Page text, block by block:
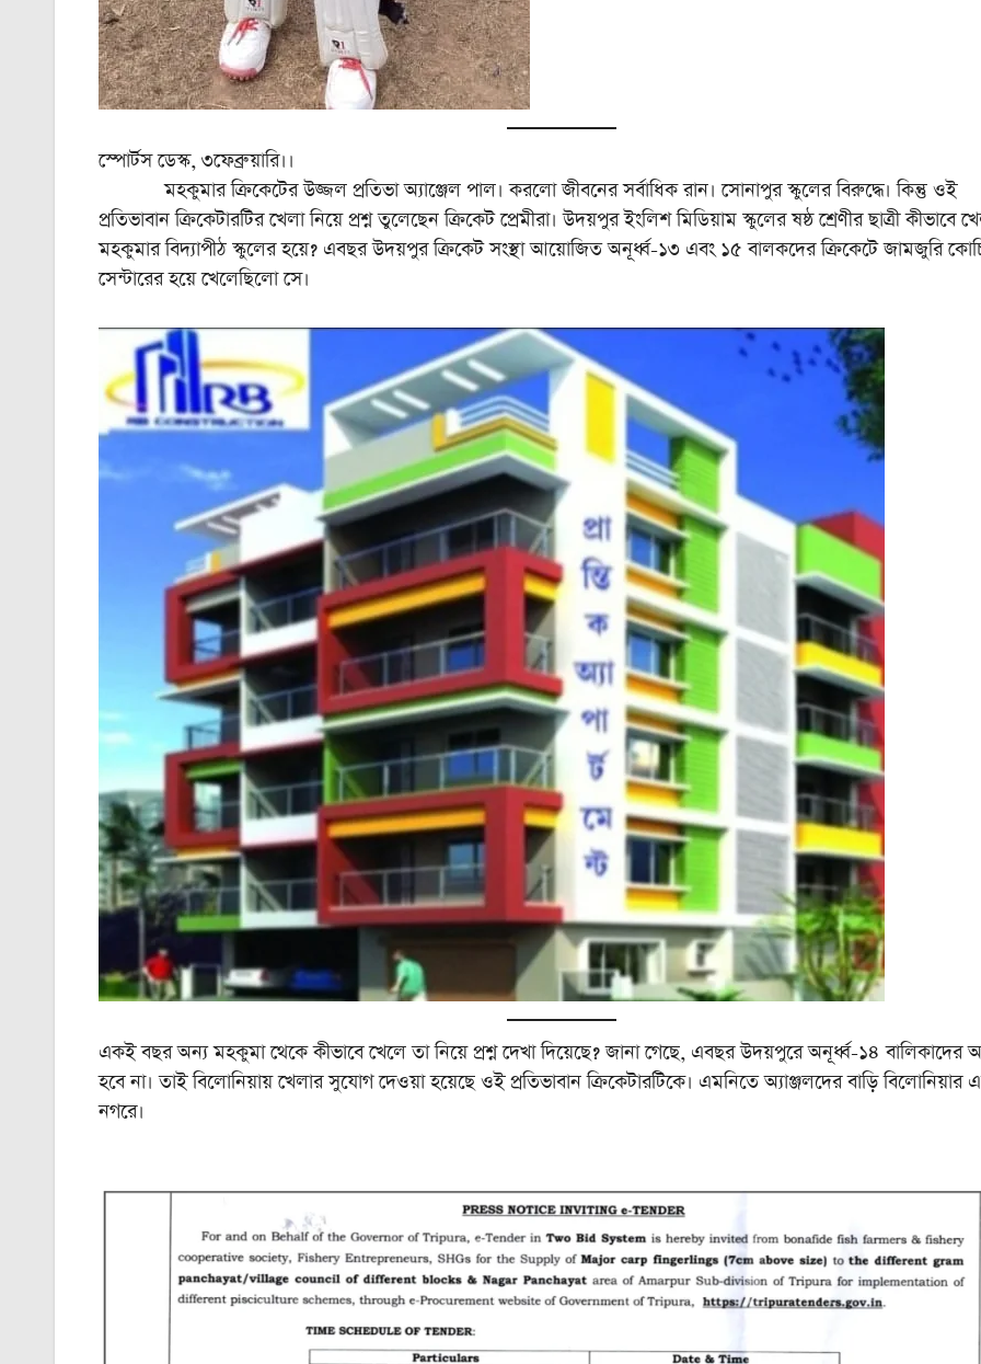
স্পোর্টস ডেস্ক, ৩ফেব্রুয়ারি।।
মহকুমার ক্রিকেটের উজ্জল প্রতিভা অ্যাঞ্জেল পাল। করলো জীবনের সর্বাধিক রান। সোনাপুর স্কুলের বিরুদ্ধে। কিন্তু ওই
প্রতিভাবান ক্রিকেটারটির খেলা নিয়ে প্রশ্ন তুলেছেন ক্রিকেট প্রেমীরা। উদয়পুর ইংলিশ মিডিয়াম স্কুলের ষষ্ঠ শ্রেণীর ছাত্রী কীভাবে
মহকুমার বিদ্যাপীঠ স্কুলের হয়ে?‌ এবছর উদয়পুর ক্রিকেট সংস্থা আয়োজিত অনূর্ধ্ব-‌১৩ এবং ১৫ বালকদের ক্রিকেটে জামজুরি
সেন্টারের হয়ে খেলেছিলো সে।
একই বছর অন্য মহকুমা থেকে কীভাবে খেলে তা নিয়ে প্রশ্ন দেখা দিয়েছে?‌ জানা গেছে, এবছর উদয়পুরে অনূর্ধ্ব-‌১৪ বালিকাদের
হবে না। তাই বিলোনিয়ায় খেলার সুযোগ দেওয়া হয়েছে ওই প্রতিভাবান ক্রিকেটারটিকে। এমনিতে অ্যাঞ্জলদের বাড়ি বিলোনিয়ার
নগরে।